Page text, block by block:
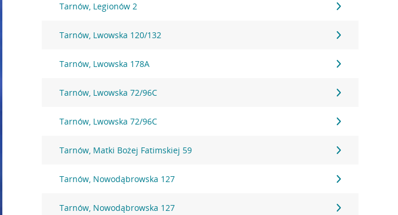
Tarnów, Legionów 2
Tarnów, Lwowska 120/132
Tarnów, Lwowska 178A
Tarnów, Lwowska 72/96C
Tarnów, Lwowska 72/96C
Tarnów, Matki Bożej Fatimskiej 59
Tarnów, Nowodąbrowska 127
Tarnów, Nowodąbrowska 127